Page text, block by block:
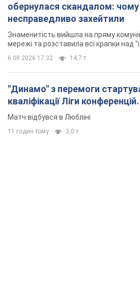
обернулася скандалом:
несправедливо захейтили
Знаменитість вийшла на пряму
мережі та розставила всі крапки над
6.08.2026 17:32 14,7 т.
"Динамо" з перемоги
кваліфікації Ліги
Матч відбувся в Любліні
11 годин тому 3,0 т.